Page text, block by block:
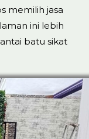
memilih jasa
ini lebih
batu sikat